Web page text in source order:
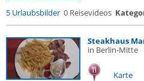
5 Urlaubsbilder 0 Reisevideos
Steakhaus
in Berlin-Mitte
Karte